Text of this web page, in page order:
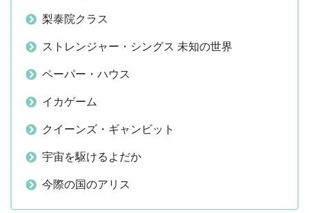
梨泰院クラス
ストレンジャー・シングス 未知の世界
ペーパー・ハウス
イカゲーム
クイーンズ・ギャンビット
宇宙を駆けるよだか
今際の国のアリス